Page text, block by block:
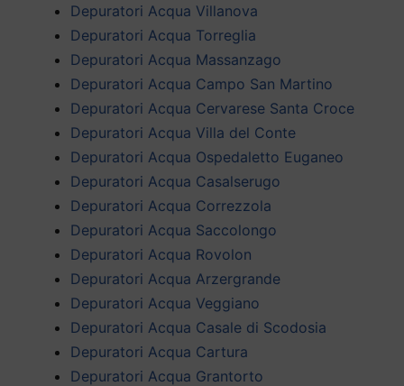
Depuratori Acqua Villanova
Depuratori Acqua Torreglia
Depuratori Acqua Massanzago
Depuratori Acqua Campo San Martino
Depuratori Acqua Cervarese Santa Croce
Depuratori Acqua Villa del Conte
Depuratori Acqua Ospedaletto Euganeo
Depuratori Acqua Casalserugo
Depuratori Acqua Correzzola
Depuratori Acqua Saccolongo
Depuratori Acqua Rovolon
Depuratori Acqua Arzergrande
Depuratori Acqua Veggiano
Depuratori Acqua Casale di Scodosia
Depuratori Acqua Cartura
Depuratori Acqua Grantorto